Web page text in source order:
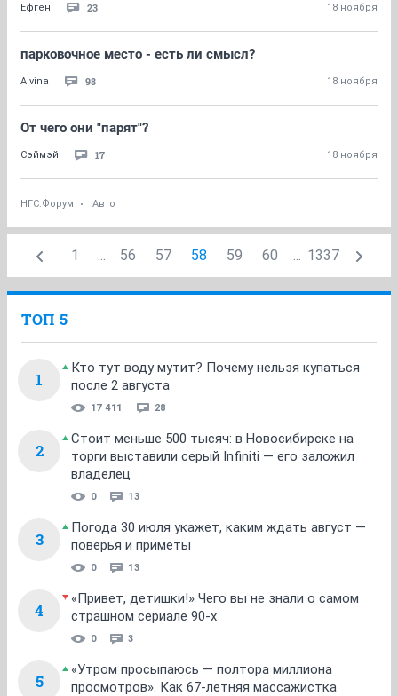
Ефген 23 18 ноября
парковочное место - есть ли смысл?
Alvina 98 18 ноября
От чего они "парят"?
Сэймэй 17 18 ноября
НГС.Форум Авто
1 ... 56 57 58 59 60 ... 1337
ТОП 5
1
Кто тут воду мутит? Почему нельзя купаться
после 2 августа
17 411 28
2
Стоит меньше 500 тысяч: в Новосибирске на
торги выставили серый Infiniti — его заложил
владелец
0 13
3
Погода 30 июля укажет, каким ждать август —
поверья и приметы
0 13
4
«Привет, детишки!» Чего вы не знали о самом
страшном сериале 90-х
0 3
5
«Утром просыпаюсь — полтора миллиона
просмотров». Как 67-летняя массажистка